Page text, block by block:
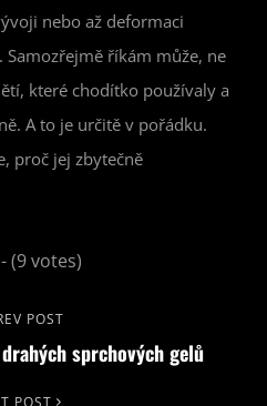
nebo až deformaci
říkám může, ne
které chodítko používaly a
A to je určitě v pořádku.
proč jej zbytečně
(9 votes)
POST
sprchových gelů
POST